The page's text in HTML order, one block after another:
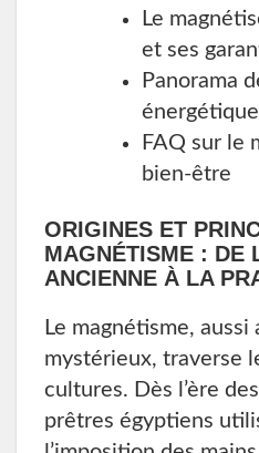
Le
et ses
Panorama
FAQ sur le
bien-être
ORIGINES ET
MAGNÉTISME : DE
ANCIENNE À LA
Le magnétisme, aussi
mystérieux, traverse
cultures. Dès l’ère
prêtres égyptiens